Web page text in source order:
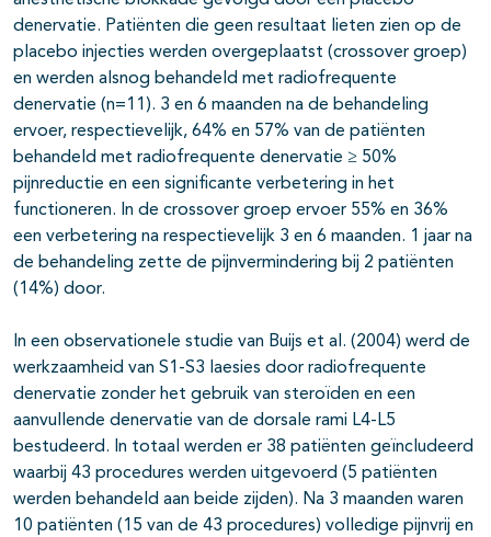
denervatie. Patiënten die geen resultaat lieten zien op de
placebo injecties werden overgeplaatst (crossover groep)
en werden alsnog behandeld met radiofrequente
denervatie (n=11). 3 en 6 maanden na de behandeling
ervoer, respectievelijk, 64% en 57% van de patiënten
behandeld met radiofrequente denervatie ≥ 50%
pijnreductie en een significante verbetering in het
functioneren. In de crossover groep ervoer 55% en 36%
een verbetering na respectievelijk 3 en 6 maanden. 1 jaar na
de behandeling zette de pijnvermindering bij 2 patiënten
(14%) door.
In een observationele studie van Buijs et al. (2004) werd de
werkzaamheid van S1-S3 laesies door radiofrequente
denervatie zonder het gebruik van steroïden en een
aanvullende denervatie van de dorsale rami L4-L5
bestudeerd. In totaal werden er 38 patiënten geïncludeerd
waarbij 43 procedures werden uitgevoerd (5 patiënten
werden behandeld aan beide zijden). Na 3 maanden waren
10 patiënten (15 van de 43 procedures) volledige pijnvrij en